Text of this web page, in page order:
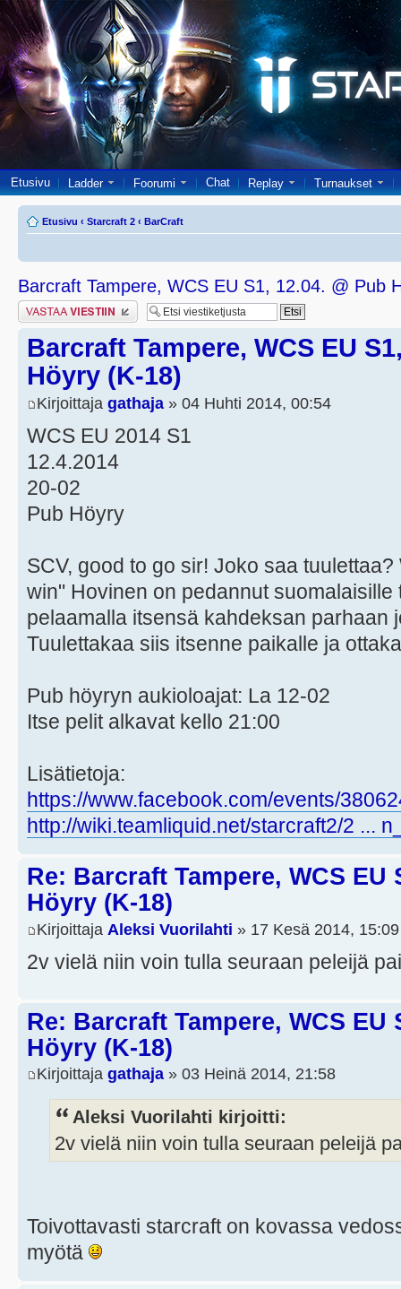
Etusivu Ladder Foorumi Chat Replay Turnaukset
Etusivu ‹ Starcraft 2 ‹ BarCraft
Barcraft Tampere, WCS EU S1, 12.04. @ Pub
Lähetä vastaus
Barcraft Tampere, WCS EU
Höyry (K-18)
Kirjoittaja gathaja » 04 Huhti 2014, 00:54
WCS EU 2014 S1
12.4.2014
20-02
Pub Höyry
SCV, good to go sir! Joko saa
win" Hovinen on pedannut
pelaamalla itsensä kahdeksan parhaan
Tuulettakaa siis itsenne paikalle ja
Pub höyryn aukioloajat: La 12-02
Itse pelit alkavat kello 21:00
Lisätietoja:
https://www.facebook.com/events/
http://wiki.teamliquid.net/starcraft2/2 ...
Re: Barcraft Tampere, WCS EU
Höyry (K-18)
Kirjoittaja Aleksi Vuorilahti » 17 Kesä 2014, 15:09
2v vielä niin voin tulla seuraan peleijä
Re: Barcraft Tampere, WCS EU
Höyry (K-18)
Kirjoittaja gathaja » 03 Heinä 2014, 21:58
Aleksi Vuorilahti kirjoitti:
2v vielä niin voin tulla seuraan peleijä
Toivottavasti starcraft on kovassa
myötä